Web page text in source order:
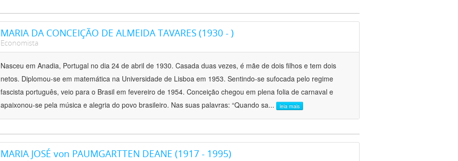
MARIA DA CONCEIÇÃO DE ALMEIDA TAVARES (1930 - )
Economista
Nasceu em Anadia, Portugal no dia 24 de abril de 1930. Casada duas vezes, é mãe de dois filhos e tem dois
netos. Diplomou-se em matemática na Universidade de Lisboa em 1953. Sentindo-se sufocada pelo regime
fascista português, veio para o Brasil em fevereiro de 1954. Conceição chegou em plena folia de carnaval e
apaixonou-se pela música e alegria do povo brasileiro. Nas suas palavras: “Quando sa... leia mais
MARIA JOSÉ von PAUMGARTTEN DEANE (1917 - 1995)